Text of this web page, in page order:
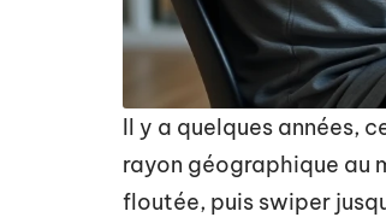
Il y a quelques années,
rayon géographique au
floutée, puis swiper